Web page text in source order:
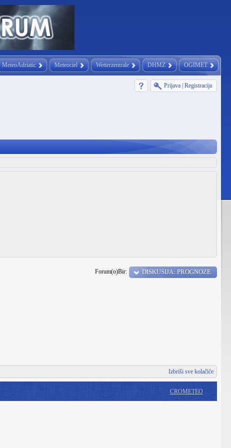
MeteoAdriatic Meteociel Wetterzentrale DHMZ OGIMET
Prijava Registracija
Forum(o)Bir: DISKUSIJA: PROGNOZE
Izbriši sve kolačiće
CROMETEO